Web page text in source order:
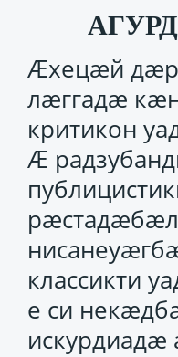
Ӕхецӕй дӕр
лӕггадӕ
критикон
Ӕ
классикти
е си